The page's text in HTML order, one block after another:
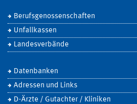
Berufsgenossenschaften
Unfallkassen
Landesverbände
Datenbanken
Adressen und Links
D-Ärzte / Gutachter / Kliniken